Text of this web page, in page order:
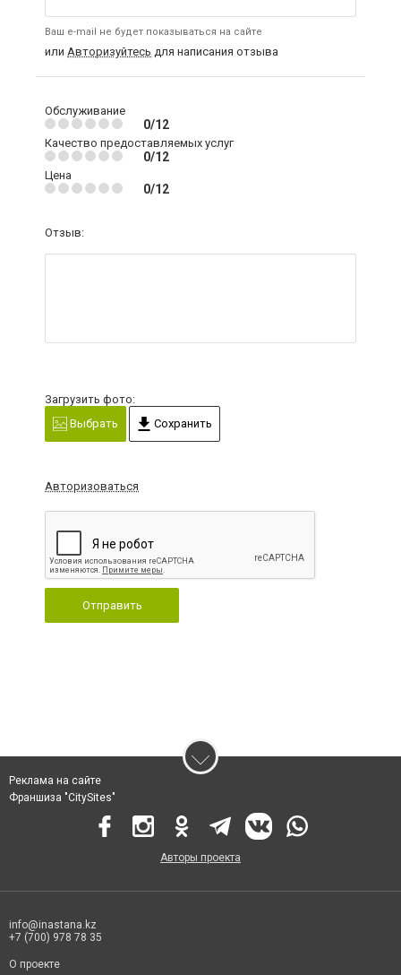
Ваш e-mail не будет показываться на сайте
или Авторизуйтесь для написания отзыва
Обслуживание
0/12
Качество предоставляемых услуг
0/12
Цена
0/12
Отзыв:
Загрузить фото:
Выбрать
Сохранить
Авторизоваться
Отправить
Реклама на сайте
Франшиза "CitySites"
Авторы проекта
info@inastana.kz
+7 (700) 978 78 35
О проекте